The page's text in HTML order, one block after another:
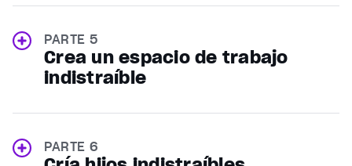
PARTE 5
Crea un espacio de trabajo
indistraíble
PARTE 6